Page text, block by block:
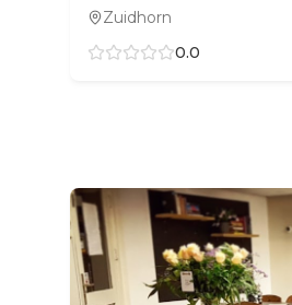
Zuidhorn
0.0